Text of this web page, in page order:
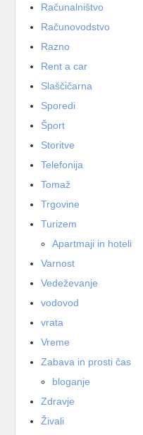
Računalništvo
Računovodstvo
Razno
Rent a car
Slaščičarna
Sporedi
Šport
Storitve
Telefonija
Tomaž
Trgovine
Turizem
Apartmaji in hoteli
Varnost
Vedeževanje
vodovod
vrata
Vreme
Zabava in prosti čas
bloganje
Zdravje
Živali